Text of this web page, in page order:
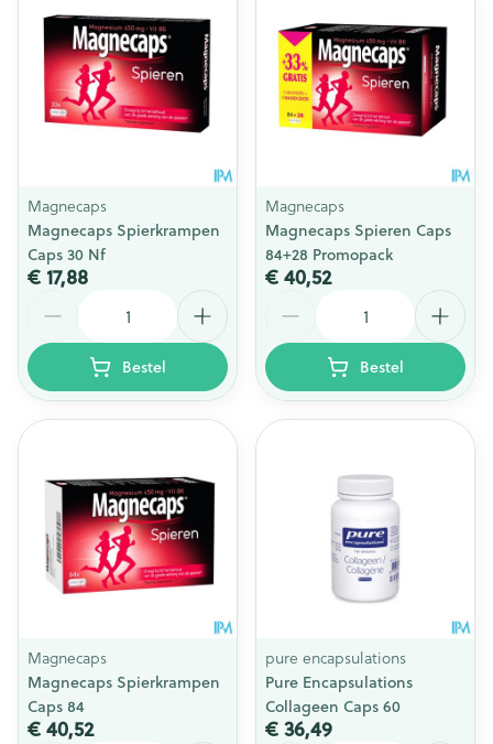
Magnecaps
Magnecaps Spierkrampen
Caps 30 Nf
€ 17,88
Bestel
Magnecaps
Magnecaps Spieren Caps
84+28 Promopack
€ 40,52
Bestel
Magnecaps
Magnecaps Spierkrampen
Caps 84
€ 40,52
pure encapsulations
Pure Encapsulations
Collageen Caps 60
€ 36,49